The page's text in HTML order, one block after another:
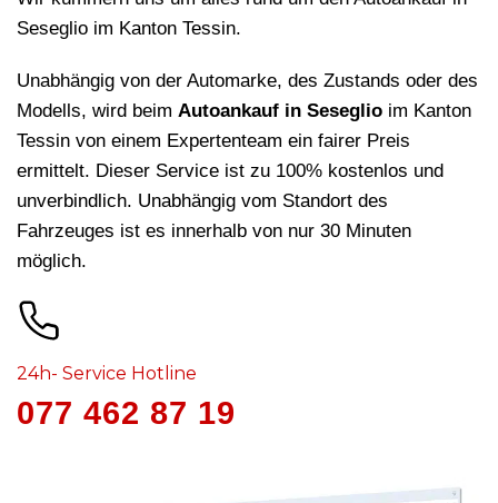
Seseglio im Kanton Tessin.
Unabhängig von der Automarke, des Zustands oder des
Modells, wird beim Autoankauf in Seseglio im Kanton
Tessin von einem Expertenteam ein fairer Preis
ermittelt. Dieser Service ist zu 100% kostenlos und
unverbindlich. Unabhängig vom Standort des
Fahrzeuges ist es innerhalb von nur 30 Minuten
möglich.
24h- Service Hotline
077 462 87 19